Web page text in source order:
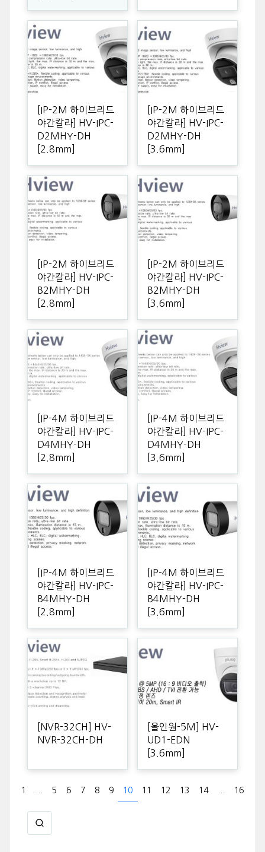
[IP-2M 하이브리드
야간칼라] HV-IPC-
D2MHY-DH
[2.8mm]
[IP-2M 하이브리드
야간칼라] HV-IPC-
D2MHY-DH
[3.6mm]
[IP-2M 하이브리드
야간칼라] HV-IPC-
B2MHY-DH
[2.8mm]
[IP-2M 하이브리드
야간칼라] HV-IPC-
B2MHY-DH
[3.6mm]
[IP-4M 하이브리드
야간칼라] HV-IPC-
D4MHY-DH
[2.8mm]
[IP-4M 하이브리드
야간칼라] HV-IPC-
D4MHY-DH
[3.6mm]
[IP-4M 하이브리드
야간칼라] HV-IPC-
B4MHY-DH
[2.8mm]
[IP-4M 하이브리드
야간칼라] HV-IPC-
B4MHY-DH
[3.6mm]
[NVR-32CH] HV-
NVR-32CH-DH
[올인원-5M] HV-
UD1-EDN
[3.6mm]
1 5 6 7 8 9 10 11 12 13 14 16